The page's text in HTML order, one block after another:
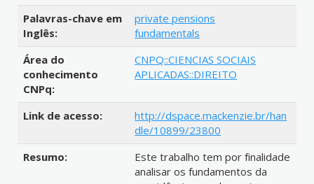
Palavras-chave em
Inglês:
private pensions
fundamentals
Área do
conhecimento
CNPq:
CNPQ::CIENCIAS SOCIAIS
APLICADAS::DIREITO
Link de acesso:
http://dspace.mackenzie.br/han
dle/10899/23800
Resumo:
Este trabalho tem por finalidade
analisar os fundamentos da